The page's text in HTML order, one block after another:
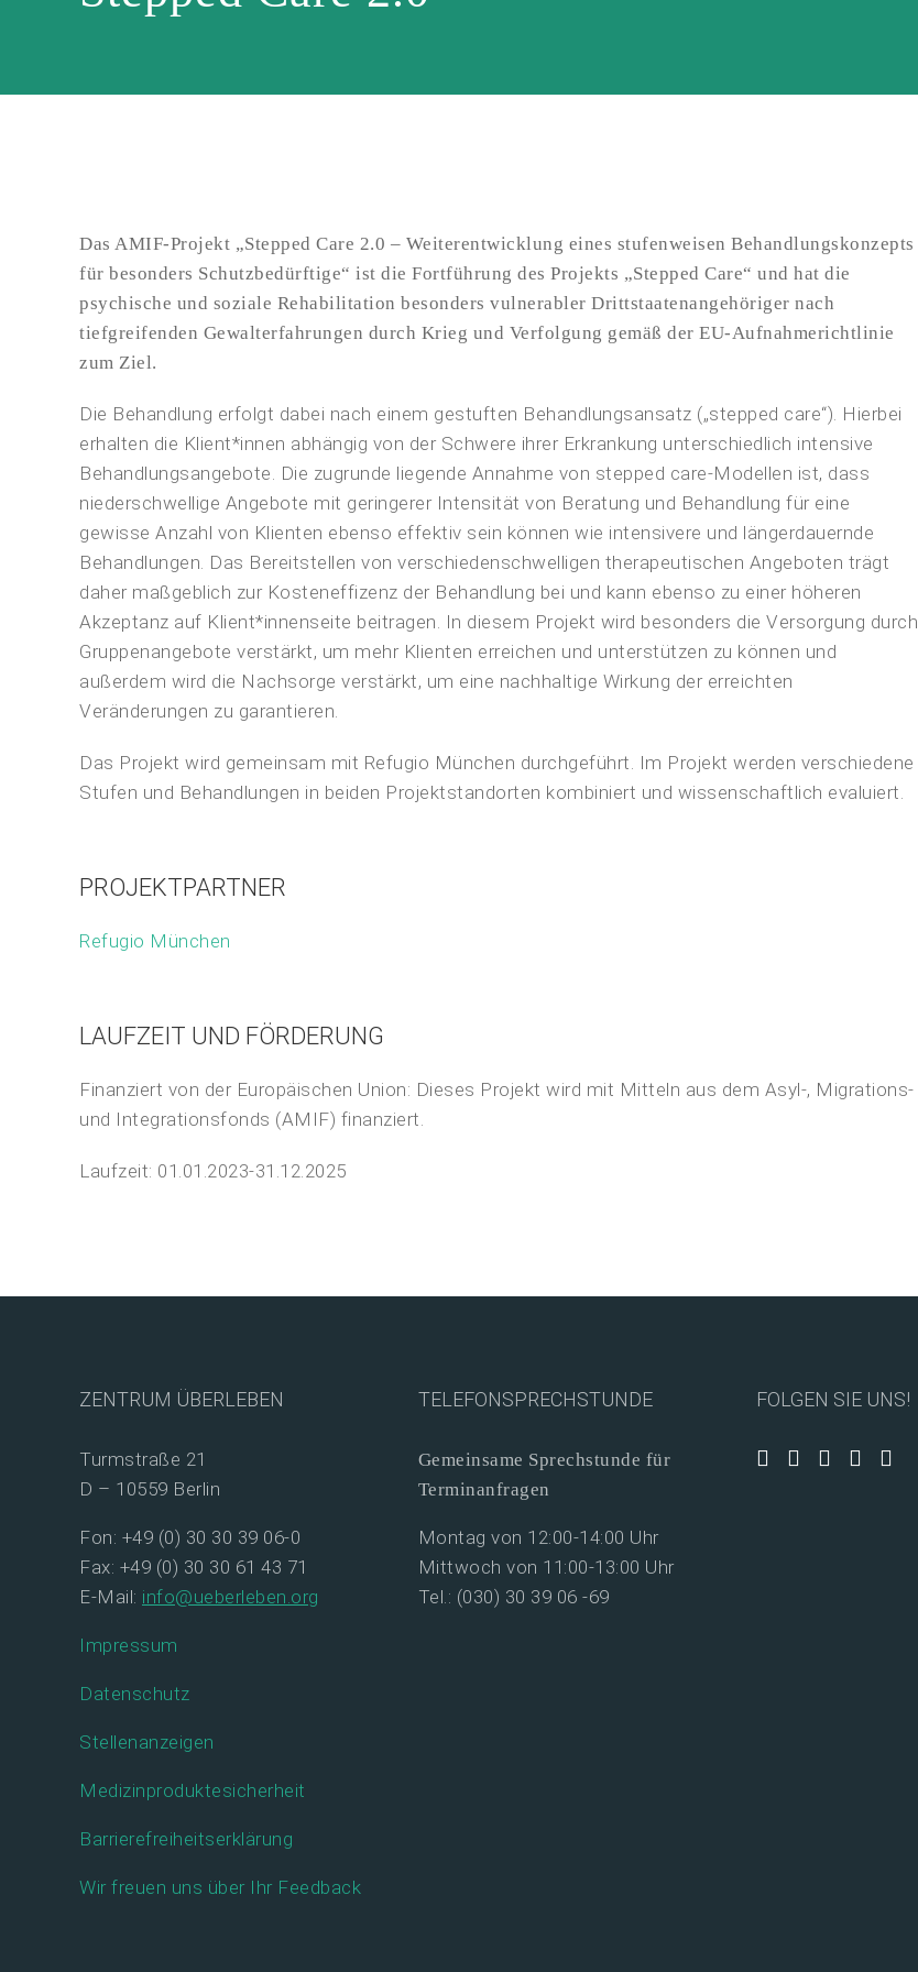
Das AMIF-Projekt „Stepped Care 2.0 – Weiterentwicklung eines stufenweisen Behandlungskonzepts
für besonders Schutzbedürftige“ ist die Fortführung des Projekts „Stepped Care“ und hat die
psychische und soziale Rehabilitation besonders vulnerabler Drittstaatenangehöriger nach
tiefgreifenden Gewalterfahrungen durch Krieg und Verfolgung gemäß der EU-Aufnahmerichtlinie
zum Ziel.
Die Behandlung erfolgt dabei nach einem gestuften Behandlungsansatz („stepped care“). Hierbei
erhalten die Klient*innen abhängig von der Schwere ihrer Erkrankung unterschiedlich intensive
Behandlungsangebote. Die zugrunde liegende Annahme von stepped care-Modellen ist, dass
niederschwellige Angebote mit geringerer Intensität von Beratung und Behandlung für eine
gewisse Anzahl von Klienten ebenso effektiv sein können wie intensivere und längerdauernde
Behandlungen. Das Bereitstellen von verschiedenschwelligen therapeutischen Angeboten trägt
daher maßgeblich zur Kosteneffizenz der Behandlung bei und kann ebenso zu einer höheren
Akzeptanz auf Klient*innenseite beitragen. In diesem Projekt wird besonders die Versorgung durch
Gruppenangebote verstärkt, um mehr Klienten erreichen und unterstützen zu können und
außerdem wird die Nachsorge verstärkt, um eine nachhaltige Wirkung der erreichten
Veränderungen zu garantieren.
Das Projekt wird gemeinsam mit Refugio München durchgeführt. Im Projekt werden verschiedene
Stufen und Behandlungen in beiden Projektstandorten kombiniert und wissenschaftlich evaluiert.
PROJEKTPARTNER
Refugio München
LAUFZEIT UND FÖRDERUNG
Finanziert von der Europäischen Union: Dieses Projekt wird mit Mitteln aus dem Asyl-, Migrations-
und Integrationsfonds (AMIF) finanziert.
Laufzeit: 01.01.2023-31.12.2025
ZENTRUM ÜBERLEBEN
Turmstraße 21
D – 10559 Berlin
Fon: +49 (0) 30 30 39 06-0
Fax: +49 (0) 30 30 61 43 71
E-Mail: info@ueberleben.org
Impressum
Datenschutz
Stellenanzeigen
Medizinproduktesicherheit
Barrierefreiheitserklärung
Wir freuen uns über Ihr Feedback
TELEFONSPRECHSTUNDE
Gemeinsame Sprechstunde für
Terminanfragen
Montag von 12:00-14:00 Uhr
Mittwoch von 11:00-13:00 Uhr
Tel.: (030) 30 39 06 -69
FOLGEN SIE UNS!